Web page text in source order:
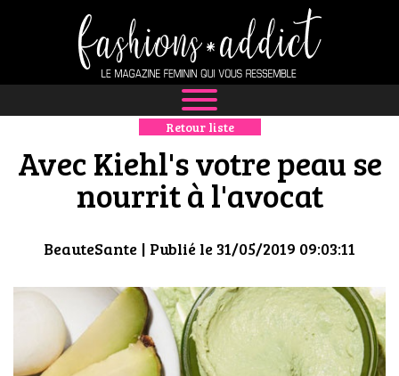
NEWS
MODE
BOUTIQUE
CULTURE
Retour liste
Avec Kiehl's votre peau se
nourrit à l'avocat
BeauteSante | Publié le 31/05/2019 09:03:11